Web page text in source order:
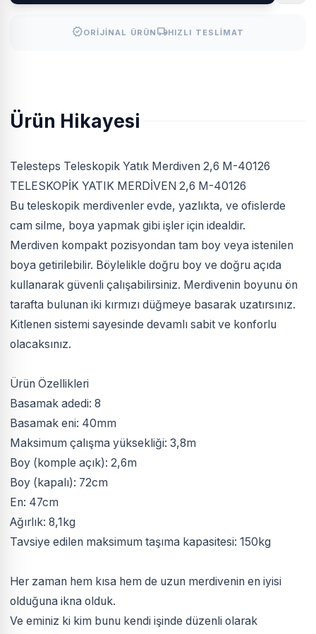
verifiedORIJINAL ÜRÜN local_shippingHIZLI TESLIMAT
Ürün Hikayesi
Telesteps Teleskopik Yatık Merdiven 2,6 M-40126
TELESKOPİK YATIK MERDİVEN 2,6 M-40126
Bu teleskopik merdivenler evde, yazlıkta, ve ofislerde
cam silme, boya yapmak gibi işler için idealdir.
Merdiven kompakt pozisyondan tam boy veya istenilen
boya getirilebilir. Böylelikle doğru boy ve doğru açıda
kullanarak güvenli çalışabilirsiniz. Merdivenin boyunu ön
tarafta bulunan iki kırmızı düğmeye basarak uzatırsınız.
Kitlenen sistemi sayesinde devamlı sabit ve konforlu
olacaksınız.
Ürün Özellikleri
Basamak adedi: 8
Basamak eni: 40mm
Maksimum çalışma yüksekliği: 3,8m
Boy (komple açık): 2,6m
Boy (kapalı): 72cm
En: 47cm
Ağırlık: 8,1kg
Tavsiye edilen maksimum taşıma kapasitesi: 150kg
Her zaman hem kısa hem de uzun merdivenin en iyisi
olduğuna ikna olduk.
Ve eminiz ki kim bunu kendi işinde düzenli olarak